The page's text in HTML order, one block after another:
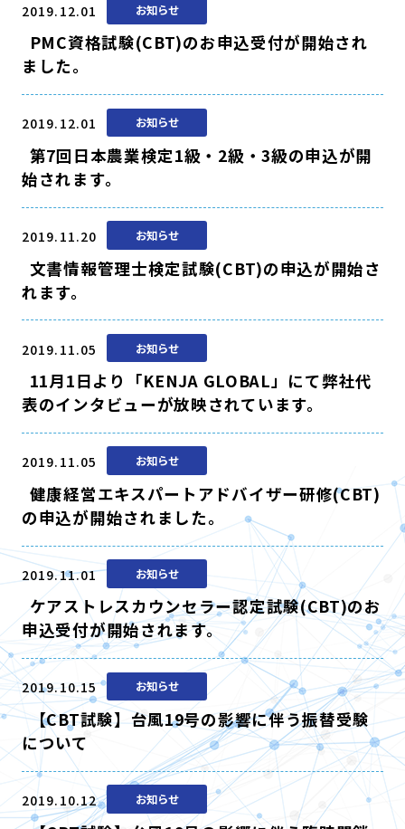
2019.12.01 お知らせ
PMC資格試験(CBT)のお申込受付が開始され
ました。
2019.12.01 お知らせ
第7回日本農業検定1級・2級・3級の申込が開
始されます。
2019.11.20 お知らせ
文書情報管理士検定試験(CBT)の申込が開始さ
れます。
2019.11.05 お知らせ
11月1日より「KENJA GLOBAL」にて弊社代
表のインタビューが放映されています。
2019.11.05 お知らせ
健康経営エキスパートアドバイザー研修(CBT)
の申込が開始されました。
2019.11.01 お知らせ
ケアストレスカウンセラー認定試験(CBT)のお
申込受付が開始されます。
2019.10.15 お知らせ
【CBT試験】台風19号の影響に伴う振替受験
について
2019.10.12 お知らせ